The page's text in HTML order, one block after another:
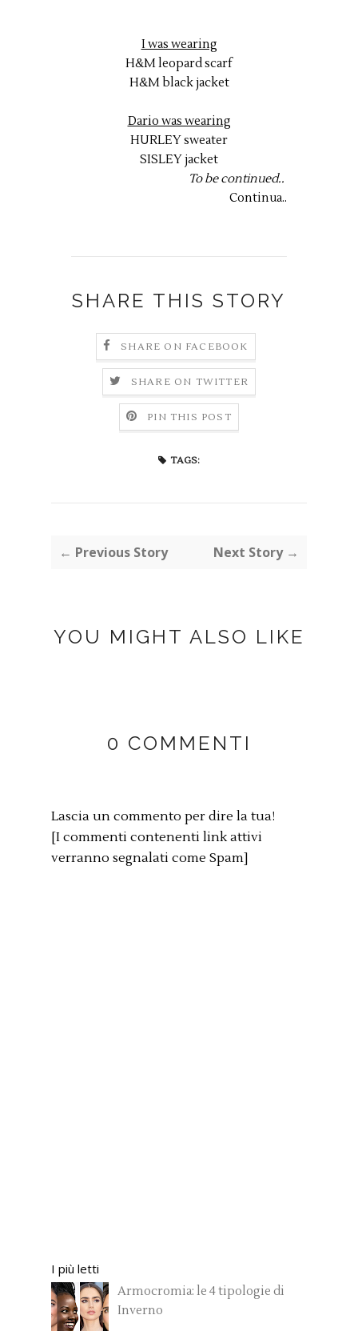
I was wearing
H&M leopard scarf
H&M black jacket
Dario was wearing
HURLEY sweater
SISLEY jacket
To be continued..
Continua..
SHARE THIS STORY
SHARE ON FACEBOOK
SHARE ON TWITTER
PIN THIS POST
TAGS:
← Previous Story Next Story →
YOU MIGHT ALSO LIKE
0 COMMENTI
Lascia un commento per dire la tua!
[I commenti contenenti link attivi
verranno segnalati come Spam]
I più letti
Armocromia: le 4 tipologie di
Inverno